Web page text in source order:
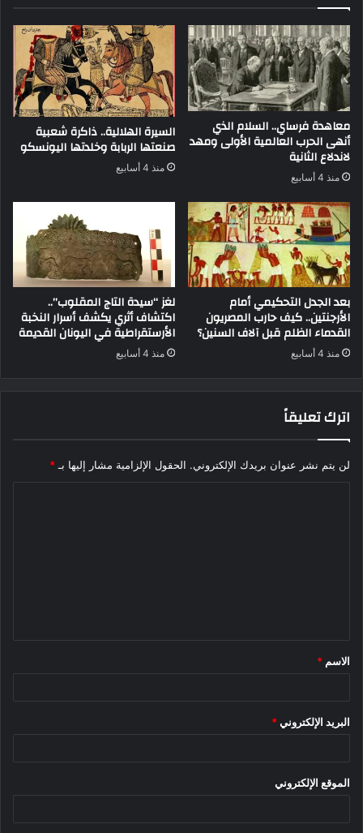
معاهدة فرساي.. السلام الذي
أنهى الحرب العالمية الأولى ومهد
لاندلاع الثانية
منذ 4 أسابيع
السيرة الهلالية.. ذاكرة شعبية
صنعتها الربابة وخلدتها اليونسكو
منذ 4 أسابيع
بعد الجدل التحكيمي أمام
الأرجنتين.. كيف حارب المصريون
القدماء الظلم قبل آلاف السنين؟
منذ 4 أسابيع
لغز “سيدة التاج المقلوب”..
اكتشاف أثري يكشف أسرار النخبة
الأرستقراطية في اليونان القديمة
منذ 4 أسابيع
اترك تعليقاً
لن يتم نشر عنوان بريدك الإلكتروني. الحقول الإلزامية مشار إليها بـ *
*
الاسم *
البريد الإلكتروني *
الموقع الإلكتروني